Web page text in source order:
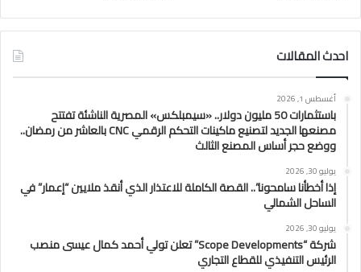
احدث المقالات
أغسطس 1, 2026
باستثمارات 50 مليون دولار.. «سيمبلكس» المصرية الناشئة تفتتح
مصنعها الجديد لتصنيع ماكينات التحكم الرقمي CNC بالعاشر من رمضان..
ووضع حجر أساس المصنع الثالث
يوليو 30, 2026
إذا أخطأنا سامحونا”.. القصة الكاملة للاعتذار الذي أنقذ ملايين “إعمار” في
الساحل الشمالي
يوليو 30, 2026
شركة “Scope Developments” تعلن تولي أحمد كمال عيسى منصب
الرئيس التنفيذي للقطاع التجاري